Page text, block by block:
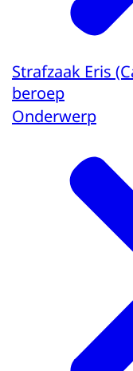
Strafzaak Eris
beroep
Onderwerp